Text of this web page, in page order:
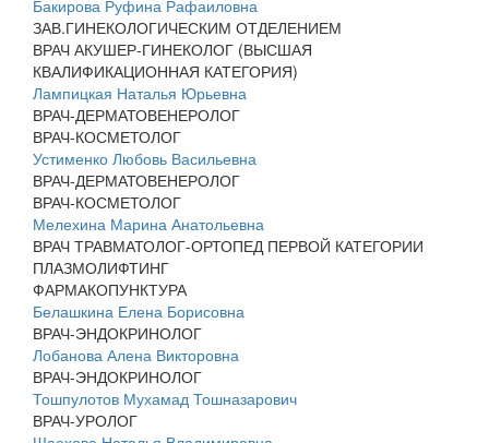
Бакирова Руфина Рафаиловна
ЗАВ.ГИНЕКОЛОГИЧЕСКИМ ОТДЕЛЕНИЕМ
ВРАЧ АКУШЕР-ГИНЕКОЛОГ (ВЫСШАЯ
КВАЛИФИКАЦИОННАЯ КАТЕГОРИЯ)
Лампицкая Наталья Юрьевна
ВРАЧ-ДЕРМАТОВЕНЕРОЛОГ
ВРАЧ-КОСМЕТОЛОГ
Устименко Любовь Васильевна
ВРАЧ-ДЕРМАТОВЕНЕРОЛОГ
ВРАЧ-КОСМЕТОЛОГ
Мелехина Марина Анатольевна
ВРАЧ ТРАВМАТОЛОГ-ОРТОПЕД ПЕРВОЙ КАТЕГОРИИ
ПЛАЗМОЛИФТИНГ
ФАРМАКОПУНКТУРА
Белашкина Елена Борисовна
ВРАЧ-ЭНДОКРИНОЛОГ
Лобанова Алена Викторовна
ВРАЧ-ЭНДОКРИНОЛОГ
Тошпулотов Мухамад Тошназарович
ВРАЧ-УРОЛОГ